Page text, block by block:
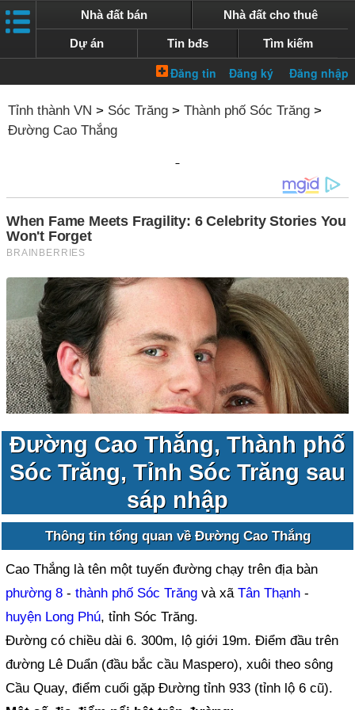
Nhà đất bán Nhà đất cho thuê
Dự án Tin bđs Tìm kiếm
Tỉnh thành VN > Sóc Trăng > Thành phố Sóc Trăng >
Đường Cao Thắng
Đường Cao Thắng, Thành phố
Sóc Trăng, Tỉnh Sóc Trăng sau
sáp nhập
Thông tin tổng quan về Đường Cao Thắng
Cao Thắng là tên một tuyến đường chạy trên địa bàn
phường 8 -thành phố Sóc Trăng và xãTân Thạnh -
huyện Long Phú, tỉnh Sóc Trăng.
Đường có chiều dài 6. 300m, lộ giới 19m. Điểm đầu trên
đường Lê Duẩn (đầu bắc cầu Maspero), xuôi theo sông
Cầu Quay, điểm cuối gặp Đường tỉnh 933 (tỉnh lộ 6 cũ).